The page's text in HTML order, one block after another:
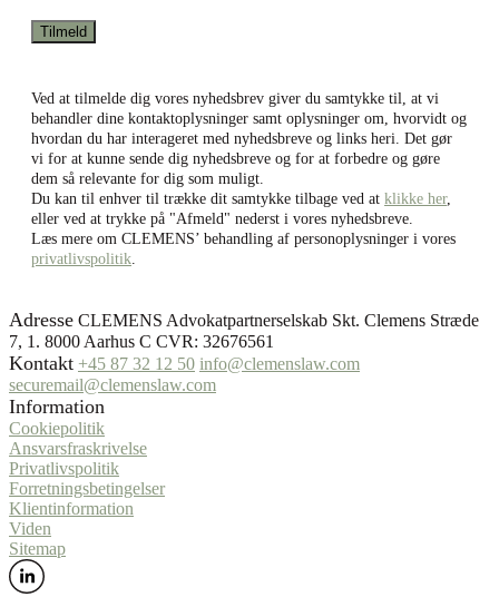
Ved at tilmelde dig vores nyhedsbrev giver du samtykke til, at vi
behandler dine kontaktoplysninger samt oplysninger om, hvorvidt og
hvordan du har interageret med nyhedsbreve og links heri. Det gør
vi for at kunne sende dig nyhedsbreve og for at forbedre og gøre
dem så relevante for dig som muligt.
Du kan til enhver til trække dit samtykke tilbage ved at klikke her,
eller ved at trykke på "Afmeld" nederst i vores nyhedsbreve.
Læs mere om CLEMENS’ behandling af personoplysninger i vores
privatlivspolitik.
Adresse CLEMENS Advokatpartnerselskab Skt. Clemens Stræde
7, 1. 8000 Aarhus C CVR: 32676561
Kontakt +45 87 32 12 50 info@clemenslaw.com
securemail@clemenslaw.com
Information
Cookiepolitik
Ansvarsfraskrivelse
Privatlivspolitik
Forretningsbetingelser
Klientinformation
Viden
Sitemap